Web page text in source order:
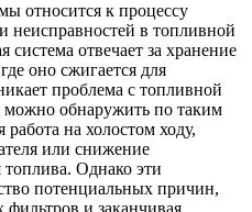
относится к процессу
неисправностей в топливной
система отвечает за хранение
оно сжигается для
проблема с топливной
можно обнаружить по таким
на холостом ходу,
или снижение
Однако эти
потенциальных причин,